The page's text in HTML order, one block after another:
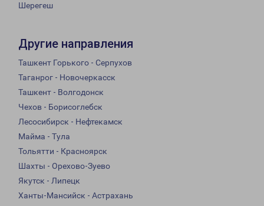
Шерегеш
Другие направления
Ташкент Горького - Серпухов
Таганрог - Новочеркасск
Ташкент - Волгодонск
Чехов - Борисоглебск
Лесосибирск - Нефтекамск
Майма - Тула
Тольятти - Красноярск
Шахты - Орехово-Зуево
Якутск - Липецк
Ханты-Мансийск - Астрахань